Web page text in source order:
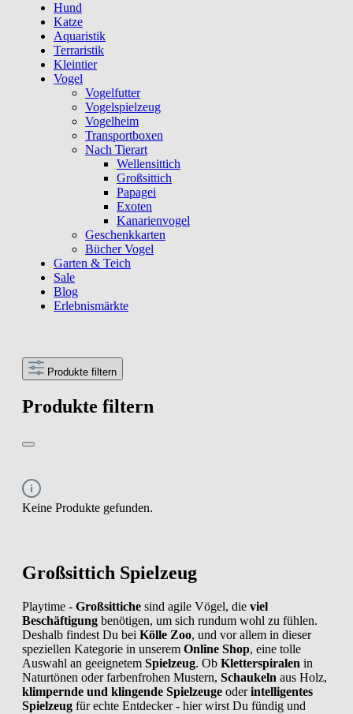
Hund
Katze
Aquaristik
Terraristik
Kleintier
Vogel
Vogelfutter
Vogelspielzeug
Vogelheim
Transportboxen
Nach Tierart
Wellensittich
Großsittich
Papagei
Exoten
Kanarienvogel
Geschenkkarten
Bücher Vogel
Garten & Teich
Sale
Blog
Erlebnismärkte
Produkte filtern
Produkte filtern
Keine Produkte gefunden.
Großsittich Spielzeug
Playtime - Großsittiche sind agile Vögel, die viel
Beschäftigung benötigen, um sich rundum wohl zu fühlen.
Deshalb findest Du bei Kölle Zoo, und vor allem in dieser
speziellen Kategorie in unserem Online Shop, eine tolle
Auswahl an geeignetem Spielzeug. Ob Kletterspiralen in
Naturtönen oder farbenfrohen Mustern, Schaukeln aus Holz,
klimpernde und klingende Spielzeuge oderintelligentes
Spielzeug für echte Entdecker - hier wirst Du fündig und